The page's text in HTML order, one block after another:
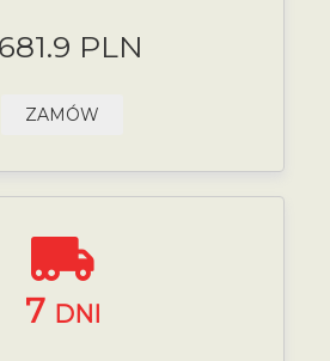
PLN
ZAMÓW
7 DNI